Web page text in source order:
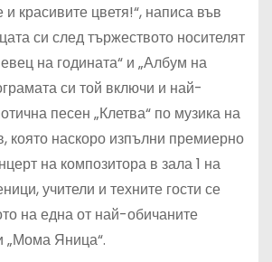
красивите цветя!“, написа във
си след тържеството носителят
на годината“ и „Албум на
си той включи и най-
песен „Клетва“ по музика на
която наскоро изпълни премиерно
на композитора в зала 1 на
учители и техните гости се
на една от най-обичаните
„Мома Яница“.